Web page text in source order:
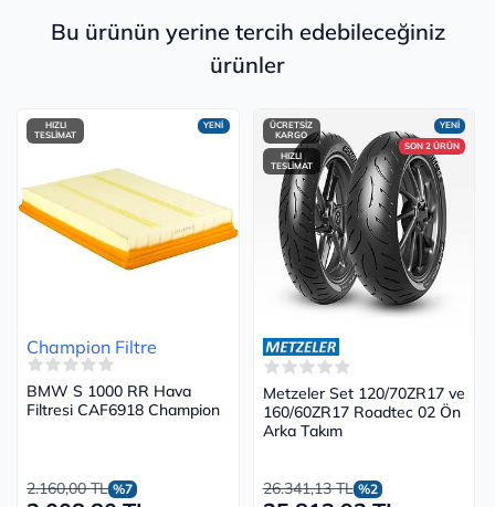
Bu ürünün yerine tercih edebileceğiniz
ürünler
YENİ
HIZLI
TESLİMAT
Champion Filtre
BMW S 1000 RR Hava
Filtresi CAF6918 Champion
2.160,00 TL %7
YENİ
SON 2 ÜRÜN
ÜCRETSİZ
KARGO
HIZLI
TESLİMAT
Metzeler Set 120/70ZR17 ve
160/60ZR17 Roadtec 02 Ön
Arka Takım
26.341,13 TL %2